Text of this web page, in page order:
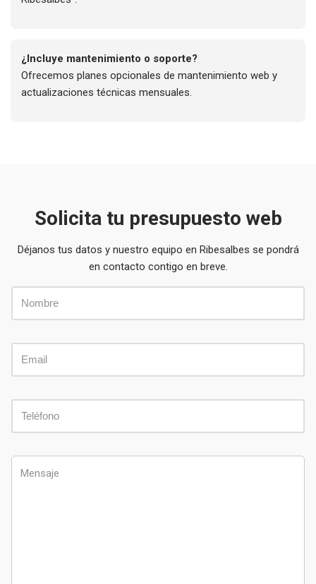
¿Incluye mantenimiento o soporte?
Ofrecemos planes opcionales de mantenimiento web y
actualizaciones técnicas mensuales.
Solicita tu presupuesto web
Déjanos tus datos y nuestro equipo en Ribesalbes se pondrá
en contacto contigo en breve.